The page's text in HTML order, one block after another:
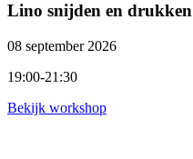
Lino snijden en drukken
08 september 2026
19:00-21:30
Bekijk workshop